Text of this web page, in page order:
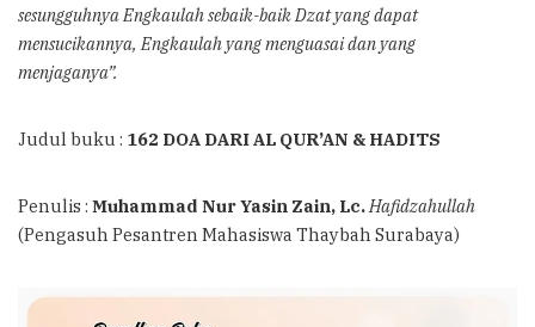
sesungguhnya Engkaulah sebaik-baik Dzat yang dapat
mensucikannya, Engkaulah yang menguasai dan yang
menjaganya”.
Judul buku : 162 DOA DARI AL QUR’AN & HADITS
Penulis : Muhammad Nur Yasin Zain, Lc.Hafidzahullah
(Pengasuh Pesantren Mahasiswa Thaybah Surabaya)